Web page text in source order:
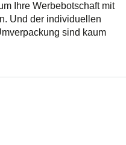
Ihre Werbebotschaft mit
Und der individuellen
sind kaum